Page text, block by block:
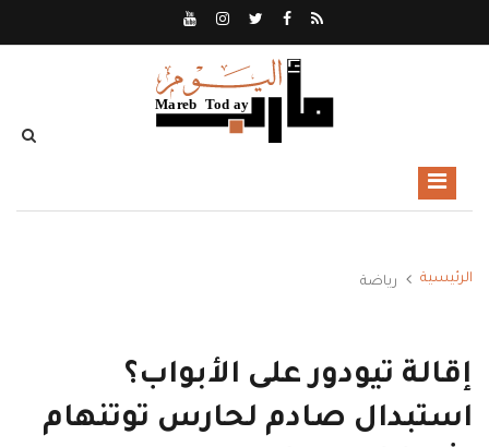
الرئيسية رياضة
إقالة تيودور على الأبواب؟
استبدال صادم لحارس توتنهام